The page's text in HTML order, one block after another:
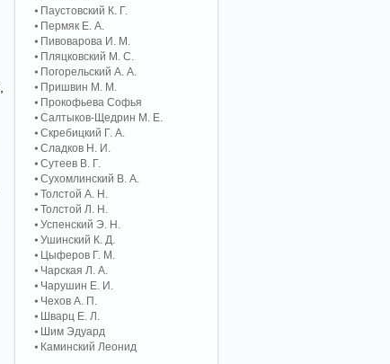
Паустовский К. Г.
Пермяк Е. А.
Пивоварова И. М.
Пляцковский М. С.
Погорельский А. A.
Пришвин М. М.
Прокофьева Софья
Салтыков-Щедрин М. Е.
Скребицкий Г. А.
Сладков Н. И.
Сутеев В. Г.
Сухомлинский В. А.
Толстой А. Н.
Толстой Л. Н.
Успенский Э. Н.
Ушинский К. Д.
Цыферов Г. М.
Чарская Л. А.
Чарушин Е. И.
Чехов А. П.
Шварц Е. Л.
Шим Эдуард
Каминский Леонид